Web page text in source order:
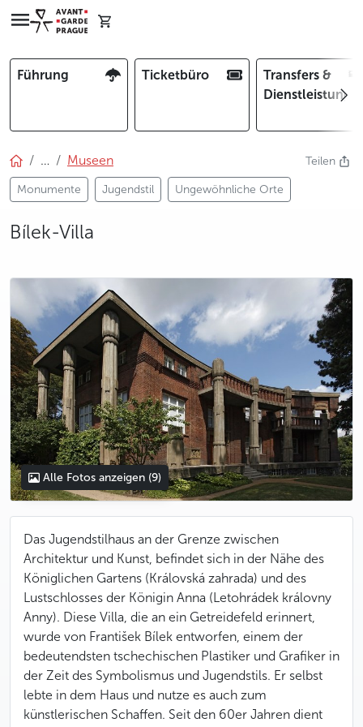
Führung Ticketbüro
Transfers &
… Museen
Monumente Jugendstil Ungewöhnliche Orte
Teilen
Bílek-Villa
photo 5
photo 6
photo 7
photo 8
photo 9
Alle Fotos anzeigen (9)
Das Jugendstilhaus an der Grenze zwischen
Architektur und Kunst, befindet sich in der Nähe des
Königlichen Gartens (Královská zahrada) und des
Lustschlosses der Königin Anna (Letohrádek královny
Anny). Diese Villa, die an ein Getreidefeld erinnert,
wurde von František Bílek entworfen, einem der
bedeutendsten tschechischen Plastiker und Grafiker in
der Zeit des Symbolismus und Jugendstils. Er selbst
lebte in dem Haus und nutze es auch zum
künstlerischen Schaffen. Seit den 60er Jahren dient